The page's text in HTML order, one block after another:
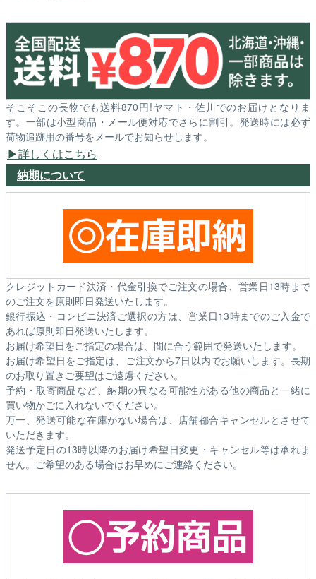
そこそこの長物でも送料870円!ヤマト・佐川でのお届けとなりま
す。一部は小型商品・メール便対応でさらに割引。発送時には必ず
荷物追跡用の番号をメールでお知らせします。
詳しくはこちら
納期について
クレジットカード決済・代金引換でご注文の場合、営業日13時まで
のご注文を原則即日発送いたします。
銀行振込・コンビニ決済ご選択の方は、営業日13時までのご入金で
あれば原則即日発送いたします。
お届け希望日をご指定の場合は、間に合う範囲で発送いたします。
お届け希望日をご指定は、ご注文から7日以内でお願いします。長期
のお取り置きご要望はご遠慮ください。
予約・取寄商品など、納期の異なる可能性がある他の商品と一緒に
買い物かごに入れないでください。
万一、発送可能な在庫がない場合は、店舗都合キャンセルとさせて
いただきます。
発送予定日の13時以降のお届け希望日変更・キャンセル等は承れま
せん。ご希望のある場合はお早めにご連絡ください。